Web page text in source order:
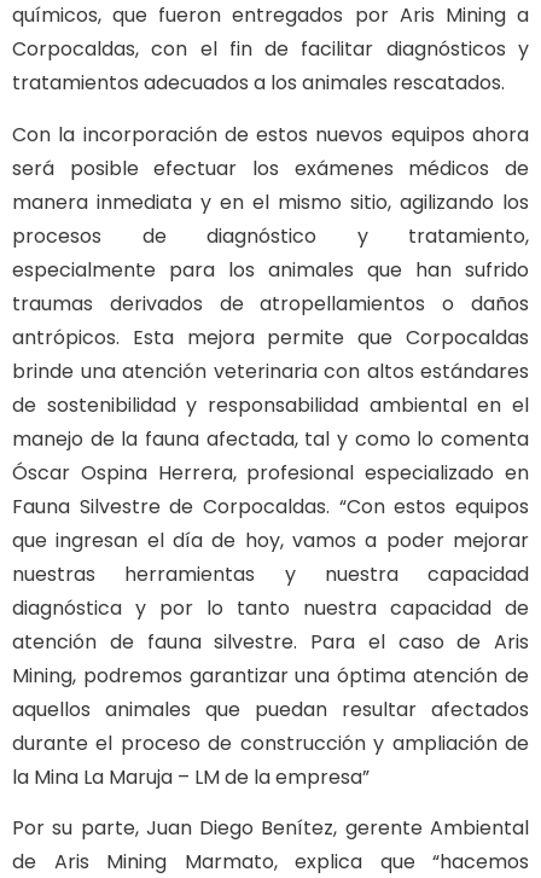
químicos, que fueron entregados por Aris Mining a
Corpocaldas, con el fin de facilitar diagnósticos y
tratamientos adecuados a los animales rescatados.
Con la incorporación de estos nuevos equipos ahora
será posible efectuar los exámenes médicos de
manera inmediata y en el mismo sitio, agilizando los
procesos de diagnóstico y tratamiento,
especialmente para los animales que han sufrido
traumas derivados de atropellamientos o daños
antrópicos. Esta mejora permite que Corpocaldas
brinde una atención veterinaria con altos estándares
de sostenibilidad y responsabilidad ambiental en el
manejo de la fauna afectada, tal y como lo comenta
Óscar Ospina Herrera, profesional especializado en
Fauna Silvestre de Corpocaldas. “Con estos equipos
que ingresan el día de hoy, vamos a poder mejorar
nuestras herramientas y nuestra capacidad
diagnóstica y por lo tanto nuestra capacidad de
atención de fauna silvestre. Para el caso de Aris
Mining, podremos garantizar una óptima atención de
aquellos animales que puedan resultar afectados
durante el proceso de construcción y ampliación de
la Mina La Maruja – LM de la empresa”
Por su parte, Juan Diego Benítez, gerente Ambiental
de Aris Mining Marmato, explica que “hacemos